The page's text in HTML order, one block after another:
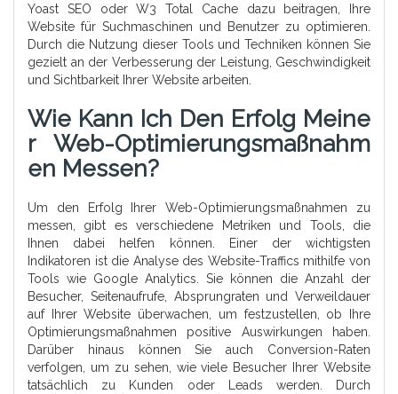
Yoast SEO oder W3 Total Cache dazu beitragen, Ihre
Website für Suchmaschinen und Benutzer zu optimieren.
Durch die Nutzung dieser Tools und Techniken können Sie
gezielt an der Verbesserung der Leistung, Geschwindigkeit
und Sichtbarkeit Ihrer Website arbeiten.
Wie Kann Ich Den Erfolg Meine
R Web-Optimierungsmaßnahm
En Messen?
Um den Erfolg Ihrer Web-Optimierungsmaßnahmen zu
messen, gibt es verschiedene Metriken und Tools, die
Ihnen dabei helfen können. Einer der wichtigsten
Indikatoren ist die Analyse des Website-Traffics mithilfe von
Tools wie Google Analytics. Sie können die Anzahl der
Besucher, Seitenaufrufe, Absprungraten und Verweildauer
auf Ihrer Website überwachen, um festzustellen, ob Ihre
Optimierungsmaßnahmen positive Auswirkungen haben.
Darüber hinaus können Sie auch Conversion-Raten
verfolgen, um zu sehen, wie viele Besucher Ihrer Website
tatsächlich zu Kunden oder Leads werden. Durch